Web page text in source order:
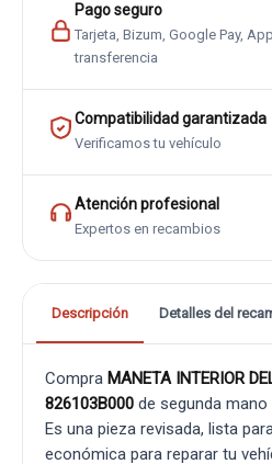
Pago seguro
Tarjeta, Bizum, Google Pay,
transferencia
Compatibilidad garantizada
Verificamos tu vehículo
Atención profesional
Expertos en recambios
Descripción Detalles del
Compra MANETA INTERIOR
826103B000 de segunda
Es una pieza revisada, lista
económica para reparar tu